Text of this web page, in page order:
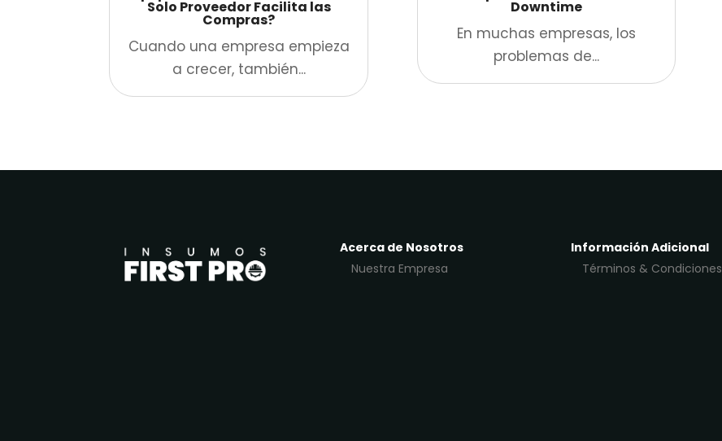
Solo Proveedor Facilita las
Compras?
Cuando una empresa empieza
a crecer, también...
Downtime
En muchas empresas, los
problemas de...
Acerca de Nosotros
Nuestra Empresa
Información Adicional
Términos & Condiciones